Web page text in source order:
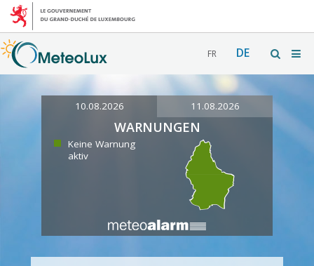
FR DE
10.08.2026 11.08.2026
WARNUNGEN
Keine Warnung
aktiv